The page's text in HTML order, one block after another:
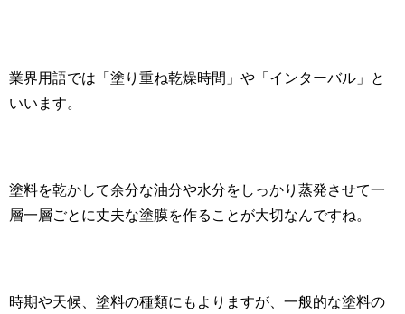
業界用語では「塗り重ね乾燥時間」や「インターバル」と
いいます。
塗料を乾かして余分な油分や水分をしっかり蒸発させて一
層一層ごとに丈夫な塗膜を作ることが大切なんですね。
時期や天候、塗料の種類にもよりますが、一般的な塗料の